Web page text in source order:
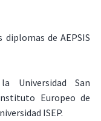
de AEPSIS
Universidad San
Europeo de
ISEP.